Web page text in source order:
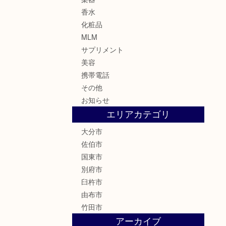
香水
化粧品
MLM
サプリメント
美容
携帯電話
その他
お知らせ
エリアカテゴリ
大分市
佐伯市
国東市
別府市
臼杵市
由布市
竹田市
アーカイブ